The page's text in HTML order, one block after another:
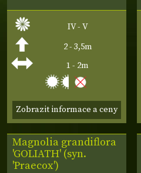
IV - V
2 - 3,5m
1 - 2m
Zobrazit informace a ceny
Magnolia grandiflora
'GOLIATH' (syn.
'Praecox')